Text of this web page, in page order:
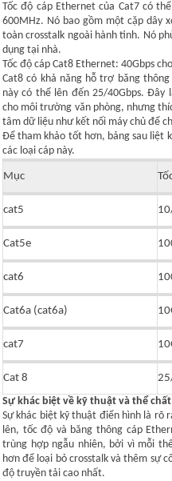
Tốc độ cáp Ethernet của Cat7 có
600MHz. Nó bao gồm một cặp dây
toàn crosstalk ngoài hành tinh. Nó
dụng tại nhà.
Tốc độ cáp Cat8 Ethernet: 40Gbps
Cat8 có khả năng hỗ trợ băng
này có thể lên đến 25/40Gbps. Đây
cho môi trường văn phòng, nhưng
tâm dữ liệu như kết nối máy chủ để
Để tham khảo tốt hơn, bảng sau liệt
các loại cáp này.
Mục
cat5
Cat5e
cat6
Cat6a (cat6a)
cat7
Cat 8
Sự khác biệt về kỹ thuật và thể chất
Sự khác biệt kỹ thuật điển hình là rõ
lên, tốc độ và băng thông cáp
trùng hợp ngẫu nhiên, bởi vì mỗi
hơn để loại bỏ crosstalk và thêm sự
độ truyền tải cao nhất.